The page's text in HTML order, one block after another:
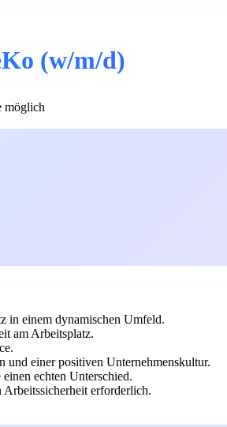
(w/m/d)
möglich
in einem dynamischen Umfeld.
am Arbeitsplatz.
einer positiven Unternehmenskultur.
echten Unterschied.
erforderlich.